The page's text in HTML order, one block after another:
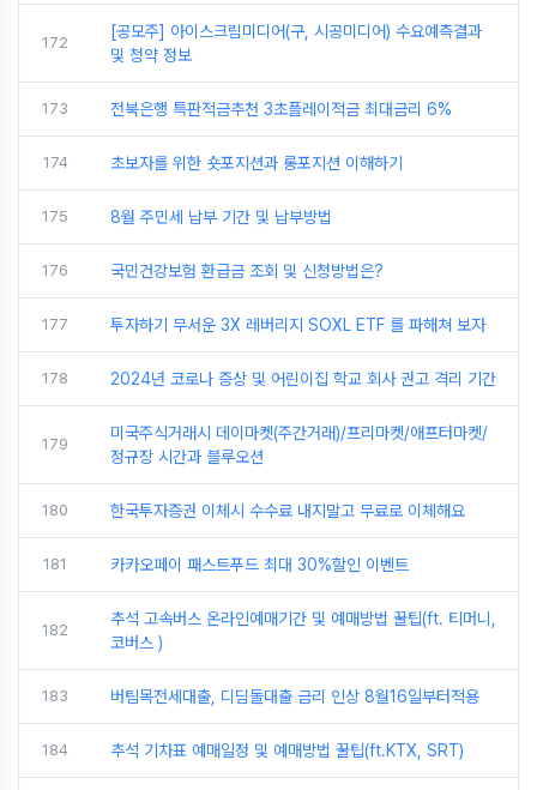
172
[공모주] 아이스크림미디어(구, 시공미디어) 수요예측결과
및 청약 정보
173 전북은행 특판적금추천 3초플레이적금 최대금리 6%
174 초보자를 위한 숏포지션과 롱포지션 이해하기
175 8월 주민세 납부 기간 및 납부방법
176 국민건강보험 환급금 조회 및 신청방법은?
177 투자하기 무서운 3X 레버리지 SOXL ETF 를 파해쳐 보자
178 2024년 코로나 증상 및 어린이집 학교 회사 권고 격리 기간
179
미국주식거래시 데이마켓(주간거래)/프리마켓/애프터마켓/
정규장 시간과 블루오션
180 한국투자증권 이체시 수수료 내지말고 무료로 이체해요
181 카카오페이 패스트푸드 최대 30%할인 이벤트
182
추석 고속버스 온라인예매기간 및 예매방법 꿀팁(ft. 티머니,
코버스 )
183 버팀목전세대출, 디딤돌대출 금리 인상 8월16일부터적용
184 추석 기차표 예매일정 및 예매방법 꿀팁(ft.KTX, SRT)